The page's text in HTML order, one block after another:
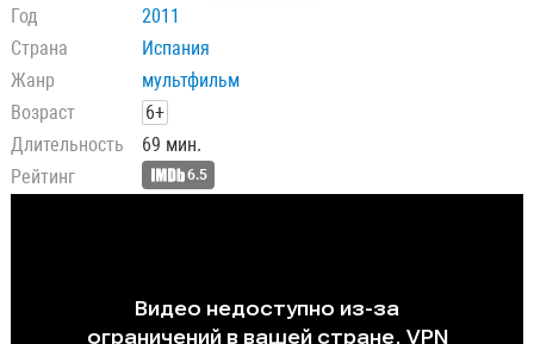
Год
2011
Страна
Испания
Жанр
мультфильм
Возраст
6+
Длительность
69 мин.
Рейтинг
6.5